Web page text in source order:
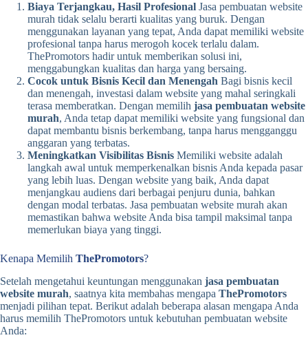
Biaya Terjangkau, Hasil Profesional Jasa pembuatan website
murah tidak selalu berarti kualitas yang buruk. Dengan
menggunakan layanan yang tepat, Anda dapat memiliki website
profesional tanpa harus merogoh kocek terlalu dalam.
ThePromotors hadir untuk memberikan solusi ini,
menggabungkan kualitas dan harga yang bersaing.
Cocok untuk Bisnis Kecil dan Menengah Bagi bisnis kecil
dan menengah, investasi dalam website yang mahal seringkali
terasa memberatkan. Dengan memilih jasa pembuatan website
murah, Anda tetap dapat memiliki website yang fungsional dan
dapat membantu bisnis berkembang, tanpa harus mengganggu
anggaran yang terbatas.
Meningkatkan Visibilitas Bisnis Memiliki website adalah
langkah awal untuk memperkenalkan bisnis Anda kepada pasar
yang lebih luas. Dengan website yang baik, Anda dapat
menjangkau audiens dari berbagai penjuru dunia, bahkan
dengan modal terbatas. Jasa pembuatan website murah akan
memastikan bahwa website Anda bisa tampil maksimal tanpa
memerlukan biaya yang tinggi.
Kenapa Memilih ThePromotors?
Setelah mengetahui keuntungan menggunakan jasa pembuatan
website murah, saatnya kita membahas mengapa ThePromotors
menjadi pilihan tepat. Berikut adalah beberapa alasan mengapa Anda
harus memilih ThePromotors untuk kebutuhan pembuatan website
Anda: